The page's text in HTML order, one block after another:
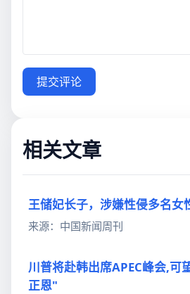
提交评论
相关文章
王储妃长子，涉嫌性侵多名女
来源：中国新闻周刊
川普将赴韩出席APEC峰会,可
正恩"